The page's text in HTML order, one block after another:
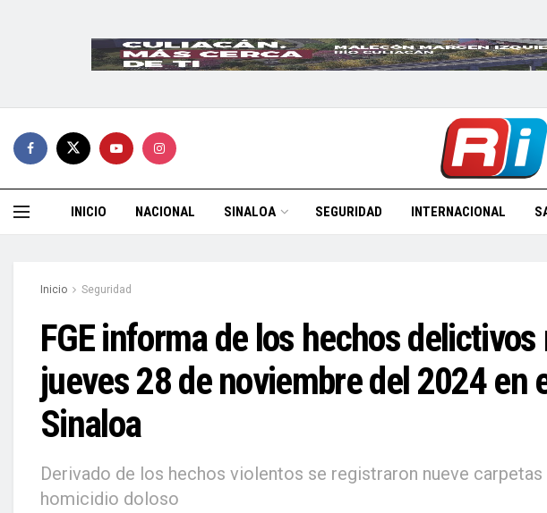
INICIO NACIONAL SINALOA SEGURIDAD INTERNACIONAL
Inicio Seguridad
FGE informa de los hechos
jueves 28 de noviembre del 2024 en
Sinaloa
Derivado de los hechos violentos se registraron nueve
homicidio doloso